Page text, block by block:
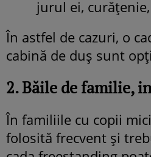
jurul ei,
În astfel de cazuri, o
cabină de duș sunt
2. Băile de familie,
În familiile cu copii
folosită frecvent și